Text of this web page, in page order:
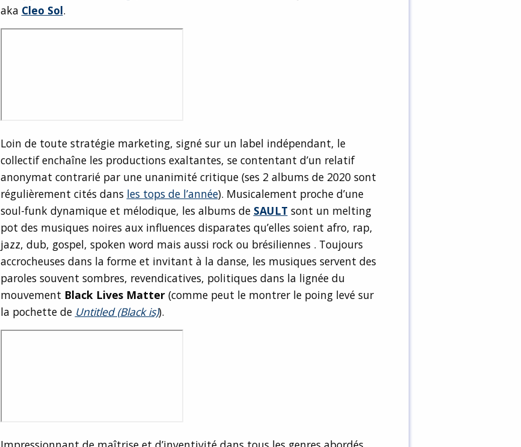
aka Cleo Sol.
Loin de toute stratégie marketing, signé sur un label indépendant, le
collectif enchaîne les productions exaltantes, se contentant d’un relatif
anonymat contrarié par une unanimité critique (ses 2 albums de 2020 sont
régulièrement cités dans les tops de l’année). Musicalement proche d’une
soul-funk dynamique et mélodique, les albums de SAULT sont un melting
pot des musiques noires aux influences disparates qu’elles soient afro, rap,
jazz, dub, gospel, spoken word mais aussi rock ou brésiliennes . Toujours
accrocheuses dans la forme et invitant à la danse, les musiques servent des
paroles souvent sombres, revendicatives, politiques dans la lignée du
mouvement Black Lives Matter (comme peut le montrer le poing levé sur
la pochette de Untitled (Black is)).